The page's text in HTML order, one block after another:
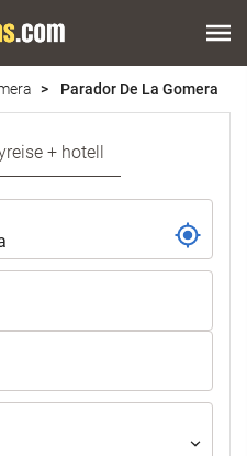
Parador De La Gomera
+ hotell